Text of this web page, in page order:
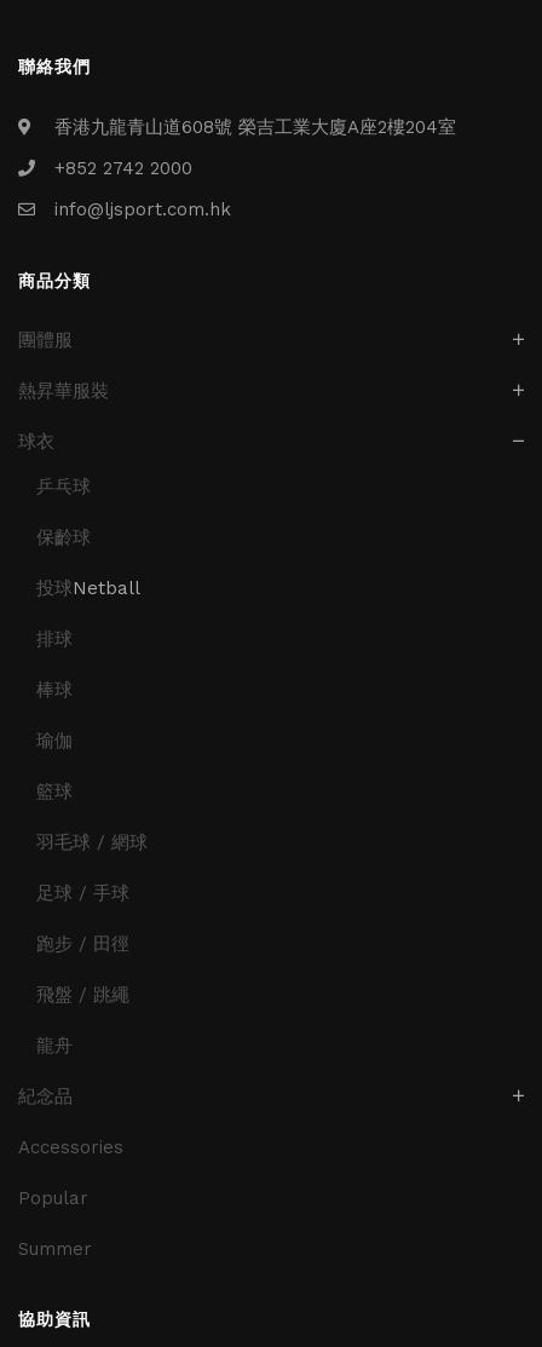
聯絡我們
香港九龍青山道608號 榮吉工業大廈A座2樓204室
+852 2742 2000
info@ljsport.com.hk
商品分類
團體服
熱昇華服裝
球衣
乒乓球
保齡球
投球Netball
排球
棒球
瑜伽
籃球
羽毛球 / 網球
足球 / 手球
跑步 / 田徑
飛盤 / 跳繩
龍舟
紀念品
Accessories
Popular
Summer
協助資訊